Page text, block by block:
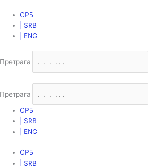
СРБ
| SRB
| ENG
Претрага
Претрага
СРБ
| SRB
| ENG
СРБ
| SRB